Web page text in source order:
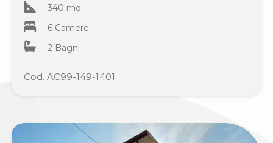
340 mq
6 Camere
2 Bagni
Cod. AC99-149-1401